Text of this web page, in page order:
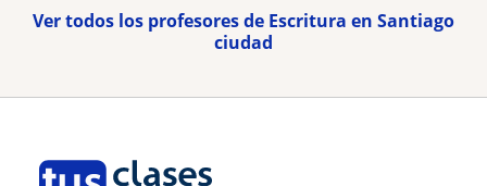
Ver todos los profesores de Escritura en Santiago
ciudad